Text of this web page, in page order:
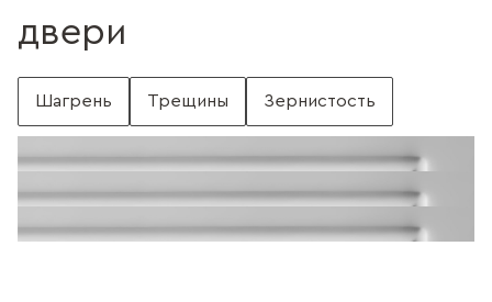
двери
Шагрень Трещины Зернистость
Поверхность без шагрени
Без трещин
Без зернистости